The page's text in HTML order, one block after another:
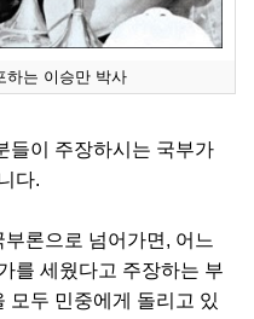
하는 이승만 박사
들이 주장하시는 국부가
다.
론으로 넘어가면, 어느
를 세웠다고 주장하는 부
모두 민중에게 돌리고 있